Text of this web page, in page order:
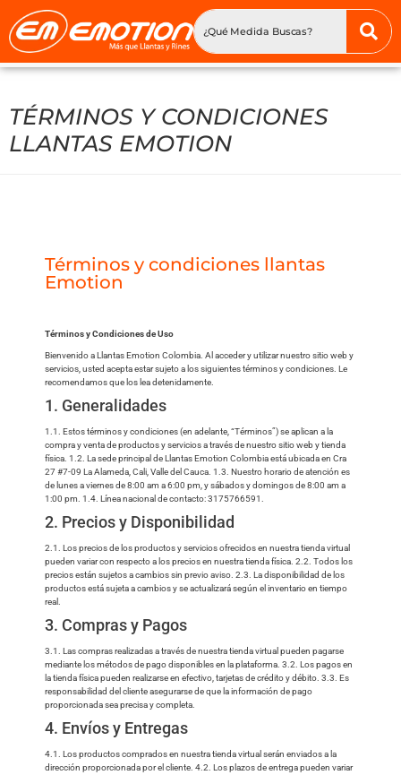
TÉRMINOS Y CONDICIONES
LLANTAS EMOTION
Términos y condiciones llantas
Emotion
Términos y Condiciones de Uso
Bienvenido a Llantas Emotion Colombia. Al acceder y utilizar nuestro sitio web y
servicios, usted acepta estar sujeto a los siguientes términos y condiciones. Le
recomendamos que los lea detenidamente.
1. Generalidades
1.1. Estos términos y condiciones (en adelante, “Términos”) se aplican a la
compra y venta de productos y servicios a través de nuestro sitio web y tienda
física. 1.2. La sede principal de Llantas Emotion Colombia está ubicada en Cra
27 #7-09 La Alameda, Cali, Valle del Cauca. 1.3. Nuestro horario de atención es
de lunes a viernes de 8:00 am a 6:00 pm, y sábados y domingos de 8:00 am a
1:00 pm. 1.4. Línea nacional de contacto: 3175766591.
2. Precios y Disponibilidad
2.1. Los precios de los productos y servicios ofrecidos en nuestra tienda virtual
pueden variar con respecto a los precios en nuestra tienda física. 2.2. Todos los
precios están sujetos a cambios sin previo aviso. 2.3. La disponibilidad de los
productos está sujeta a cambios y se actualizará según el inventario en tiempo
real.
3. Compras y Pagos
3.1. Las compras realizadas a través de nuestra tienda virtual pueden pagarse
mediante los métodos de pago disponibles en la plataforma. 3.2. Los pagos en
la tienda física pueden realizarse en efectivo, tarjetas de crédito y débito. 3.3. Es
responsabilidad del cliente asegurarse de que la información de pago
proporcionada sea precisa y completa.
4. Envíos y Entregas
4.1. Los productos comprados en nuestra tienda virtual serán enviados a la
dirección proporcionada por el cliente. 4.2. Los plazos de entrega pueden variar